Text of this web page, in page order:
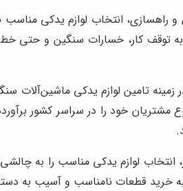
راهسازی، انتخاب لوازم یدکی
توقف کار، خسارات سنگین و حتی
زمینه تامین لوازم یدکی
مشتریان خود را در سراسر کشور
انتخاب لوازم یدکی مناسب را به
خرید قطعات نامناسب و آسیب به